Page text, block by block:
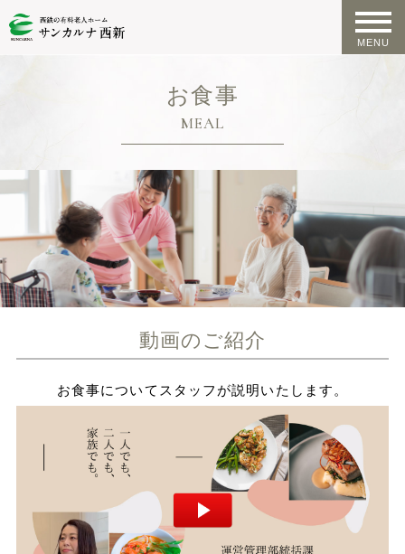
お食事
MEAL
動画のご紹介
お食事についてスタッフが説明いたします。